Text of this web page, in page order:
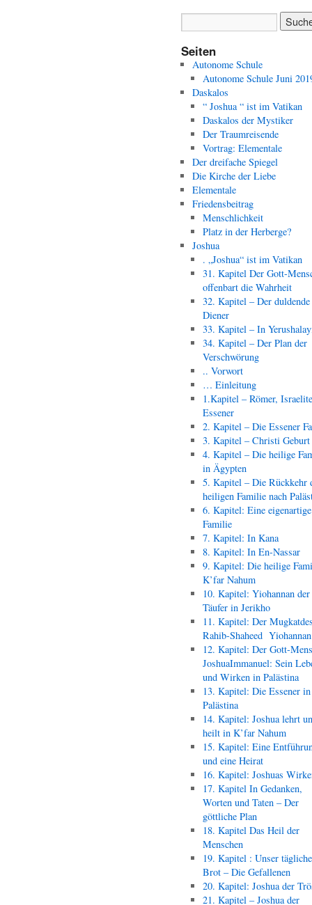
Seiten
Autonome Schule
Autonome Schule Juni
Daskalos
“ Joshua “ ist im Vatikan
Daskalos der Mystiker
Der Traumreisende
Vortrag: Elementale
Der dreifache Spiegel
Die Kirche der Liebe
Elementale
Friedensbeitrag
Menschlichkeit
Platz in der Herberge?
Joshua
. „Joshua“ ist im Vatikan
31. Kapitel Der Gott-
offenbart die Wahrheit
32. Kapitel – Der duldende
Diener
33. Kapitel – In
34. Kapitel – Der Plan der
Verschwörung
.. Vorwort
… Einleitung
1.Kapitel – Römer,
Essener
2. Kapitel – Die Essener
3. Kapitel – Christi Geburt
4. Kapitel – Die heilige
in Ägypten
5. Kapitel – Die Rückkehr
heiligen Familie nach
6. Kapitel: Eine eigenartige
Familie
7. Kapitel: In Kana
8. Kapitel: In En-Nassar
9. Kapitel: Die heilige
K’far Nahum
10. Kapitel: Yiohannan der
Täufer in Jerikho
11. Kapitel: Der
Rahib-Shaheed
12. Kapitel: Der Gott-
JoshuaImmanuel: Sein
und Wirken in Palästina
13. Kapitel: Die Essener in
Palästina
14. Kapitel: Joshua lehrt
heilt in K’far Nahum
15. Kapitel: Eine
und eine Heirat
16. Kapitel: Joshuas
17. Kapitel In Gedanken,
Worten und Taten – Der
göttliche Plan
18. Kapitel Das Heil der
Menschen
19. Kapitel : Unser
Brot – Die Gefallenen
20. Kapitel: Joshua der
21. Kapitel – Joshua der